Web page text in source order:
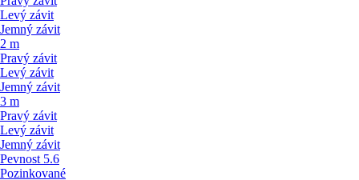
Levý závit
Jemný závit
2 m
Pravý závit
Levý závit
Jemný závit
3 m
Pravý závit
Levý závit
Jemný závit
Pevnost 5.6
Pozinkované